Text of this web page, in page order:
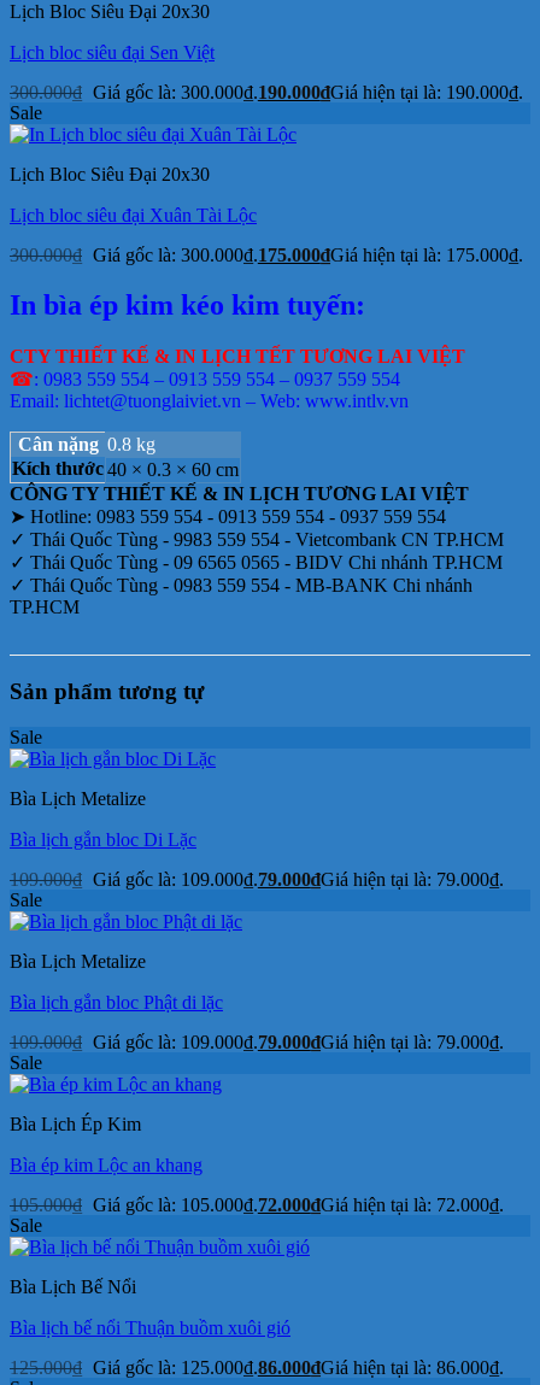
Lịch Bloc Siêu Đại 20x30
Lịch bloc siêu đại Sen Việt
300.000₫ Giá gốc là: 300.000₫.190.000₫Giá hiện tại là: 190.000₫.
Sale
Lịch Bloc Siêu Đại 20x30
Lịch bloc siêu đại Xuân Tài Lộc
300.000₫ Giá gốc là: 300.000₫.175.000₫Giá hiện tại là: 175.000₫.
In bìa ép kim kéo kim tuyến:
CTY THIẾT KẾ & IN LỊCH TẾT TƯƠNG LAI VIỆT
☎: 0983 559 554 – 0913 559 554 – 0937 559 554
Email: lichtet@tuonglaiviet.vn – Web: www.intlv.vn
Cân nặng 0.8 kg
Kích thước40 × 0.3 × 60 cm
CÔNG TY THIẾT KẾ & IN LỊCH TƯƠNG LAI VIỆT
➤ Hotline: 0983 559 554 - 0913 559 554 - 0937 559 554
✓ Thái Quốc Tùng - 9983 559 554 - Vietcombank CN TP.HCM
✓ Thái Quốc Tùng - 09 6565 0565 - BIDV Chi nhánh TP.HCM
✓ Thái Quốc Tùng - 0983 559 554 - MB-BANK Chi nhánh
TP.HCM
Sản phẩm tương tự
Sale
Bìa Lịch Metalize
Bìa lịch gắn bloc Di Lặc
109.000₫ Giá gốc là: 109.000₫.79.000₫Giá hiện tại là: 79.000₫.
Sale
Bìa Lịch Metalize
Bìa lịch gắn bloc Phật di lặc
109.000₫ Giá gốc là: 109.000₫.79.000₫Giá hiện tại là: 79.000₫.
Sale
Bìa Lịch Ép Kim
Bìa ép kim Lộc an khang
105.000₫ Giá gốc là: 105.000₫.72.000₫Giá hiện tại là: 72.000₫.
Sale
Bìa Lịch Bế Nổi
Bìa lịch bế nổi Thuận buồm xuôi gió
125.000₫ Giá gốc là: 125.000₫.86.000₫Giá hiện tại là: 86.000₫.